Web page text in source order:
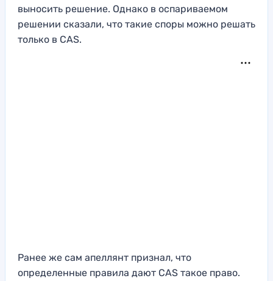
выносить решение. Однако в оспариваемом
решении сказали, что такие споры можно решать
только в CAS.
Ранее же сам апеллянт признал, что
определенные правила дают CAS такое право.